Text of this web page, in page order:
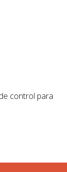
control para